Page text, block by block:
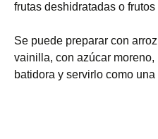
frutas deshidratadas o
Se puede preparar con
vainilla, con azúcar
batidora y servirlo como